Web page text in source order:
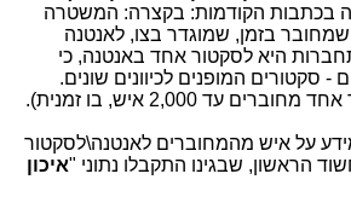
בכתבות הקודמות: בקצרה: המשטרה
בזמן, שמוגדר בצו, לאנטנה
היא לסקטור אחד באנטנה, כי
סקטורים המופנים לכיוונים שונים.
עד 2,000 איש, בו זמנית).
על איש מהמחוברים לאנטנה\לסקטור
הראשון, שבגינו התקבלו נתוני "איכון